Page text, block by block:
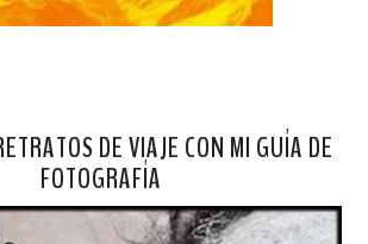
DE VIAJE CON MI GUÍA DE
FOTOGRAFÍA